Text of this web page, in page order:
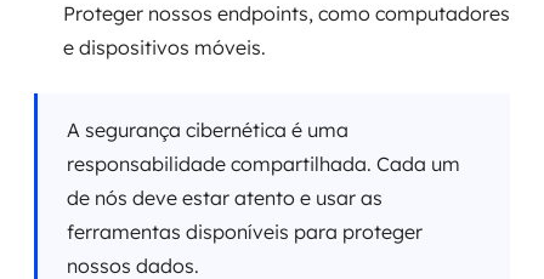
Proteger nossos endpoints, como computadores
e dispositivos móveis.
A segurança cibernética é uma
responsabilidade compartilhada. Cada um
de nós deve estar atento e usar as
ferramentas disponíveis para proteger
nossos dados.